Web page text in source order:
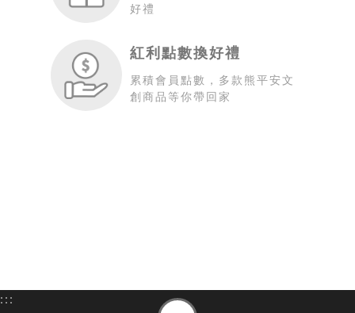
好禮
紅利點數換好禮
累積會員點數，多款熊平安文
創商品等你帶回家
:::